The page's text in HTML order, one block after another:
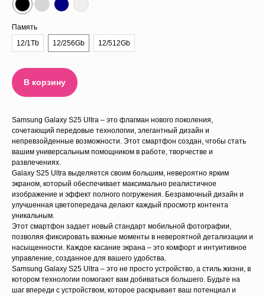
Память
12/1Tb
12/256Gb 12/512Gb
В корзину
Samsung Galaxy S25 Ultra – это флагман нового поколения,
сочетающий передовые технологии, элегантный дизайн и
непревзойденные возможности. Этот смартфон создан, чтобы стать
вашим универсальным помощником в работе, творчестве и
развлечениях.
Galaxy S25 Ultra выделяется своим большим, невероятно ярким
экраном, который обеспечивает максимально реалистичное
изображение и эффект полного погружения. Безрамочный дизайн и
улучшенная цветопередача делают каждый просмотр контента
уникальным.
Этот смартфон задает новый стандарт мобильной фотографии,
позволяя фиксировать важные моменты в невероятной детализации и
насыщенности. Каждое касание экрана – это комфорт и интуитивное
управление, созданное для вашего удобства.
Samsung Galaxy S25 Ultra – это не просто устройство, а стиль жизни, в
котором технологии помогают вам добиваться большего. Будьте на
шаг впереди с устройством, которое раскрывает ваш потенциал и
Для данного товара доступны
рассрочка и кредит
Свяжитесь с нами и узнайте
подробные условия